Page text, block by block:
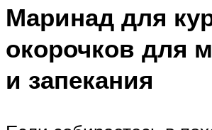
Маринад для
окорочков для
и запекания